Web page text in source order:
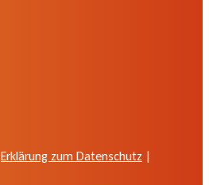
Erklärung zum Datenschutz |